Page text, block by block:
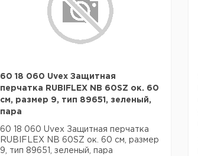
60 18 060 Uvex Защитная
перчатка RUBIFLEX NB 60SZ ок. 60
см, размер 9, тип 89651, зеленый,
пара
60 18 060 Uvex Защитная перчатка
RUBIFLEX NB 60SZ ок. 60 см, размер
9, тип 89651, зеленый, пара